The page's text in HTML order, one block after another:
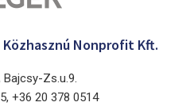
Közhasznú Nonprofit Kft.
Bajcsy-Zs.u.9.
+36 20 378 0514